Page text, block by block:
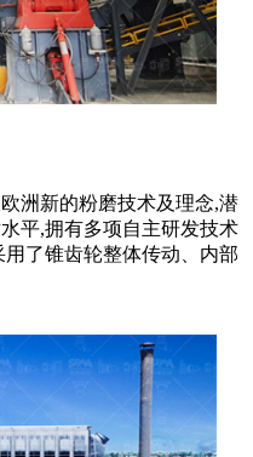
洲新的粉磨技术及理念,潜
平,拥有多项自主研发技术
了锥齿轮整体传动、内部